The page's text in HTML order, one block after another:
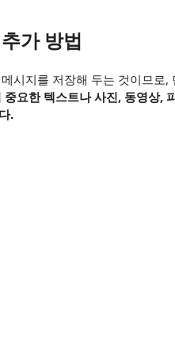
가 방법
시지를 저장해 두는 것이므로
중요한 텍스트나 사진, 동영상,
.